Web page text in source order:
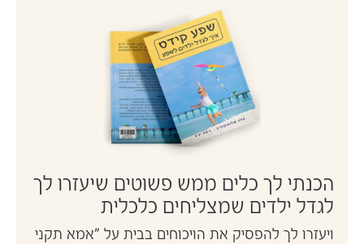
הכנתי לך כלים ממש פשוטים שיעזרו לך
לגדל ילדים שמצליחים כלכלית
ויעזרו לך להפסיק את הויכוחים בבית על "אמא תקני